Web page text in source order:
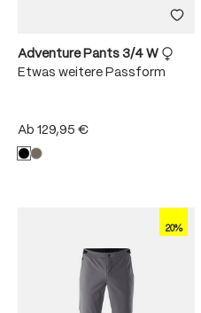
Adventure Pants 3/4 W
Etwas weitere Passform
Ab 129,95 €
20%